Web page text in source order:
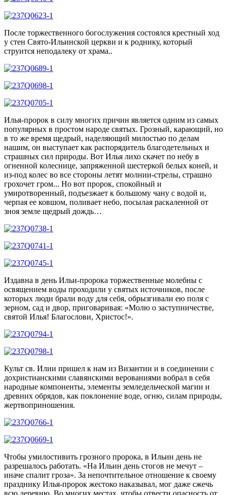
После торжественного богослужения состоялся крестный ход
у стен Свято-Ильинской церкви и к роднику, который
струится неподалеку от храма..
Илья-пророк в силу многих причин является одним из самых
популярных в простом народе святых. Грозный, карающий, но
в то же время щедрый, наделяющий милостью по делам
нашим, он выступает как распорядитель благодетельных и
страшных сил природы. Вот Илья лихо скачет по небу в
огненной колеснице, запряженной шестеркой белых коней, и
из-под колес во все стороны летят молнии-стрелы, страшно
грохочет гром... Но вот пророк, спокойный и
умиротворенный, подъезжает к большому чану с водой и,
черпая ее ковшом, поливает небо, посылая раскаленной от
зноя земле щедрый дождь…
Издавна в день Ильи-пророка торжественные молебны с
освящением воды проходили у святых источников, после
которых люди брали воду для себя, обрызгивали ею поля с
зерном, сад и двор, приговаривая: «Молю о заступничестве,
святой Илья! Благослови, Христос!».
Культ св. Илии пришел к нам из Византии и в соединении с
дохристианскими славянскими верованиями вобрал в себя
народные компоненты, элементы земледельческой магии и
древних обрядов, как поклонение воде, огню, силам природы,
жертвоприношения.
Чтобы умилостивить грозного пророка, в Ильин день не
разрешалось работать. «На Ильин день стогов не мечут –
иначе спалит гроза». За непочтительное отношение к своему
празднику Илья-пророк жестоко наказывал, мог даже сжечь
всю деревню. Во многих местах, чтобы отвести опасность от